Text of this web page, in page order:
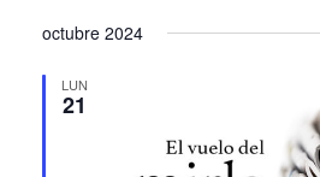
date.
octubre 2024
LUN
21